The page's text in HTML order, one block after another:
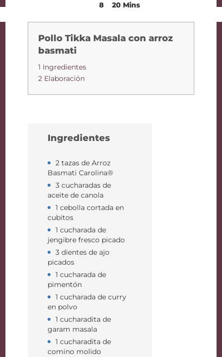
8 20 Mins
Pollo Tikka Masala con arroz
basmati
1 Ingredientes
2 Elaboración
Ingredientes
2 tazas de Arroz
Basmati Carolina®
3 cucharadas de
aceite de canola
1 cebolla cortada en
cubitos
1 cucharada de
jengibre fresco picado
3 dientes de ajo
picados
1 cucharada de
pimentón
1 cucharada de curry
en polvo
1 cucharadita de
garam masala
1 cucharadita de
comino molido